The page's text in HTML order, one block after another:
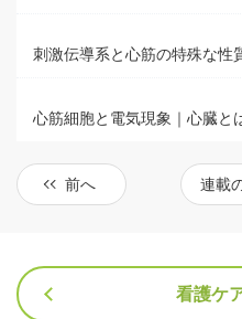
刺激伝導系と心筋の特殊な性
心筋細胞と電気現象｜心臓と
前へ 連載
看護ケ